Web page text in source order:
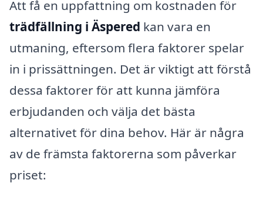
Att få en uppfattning om kostnaden för
trädfällning i Äspered kan vara en
utmaning, eftersom flera faktorer spelar
in i prissättningen. Det är viktigt att förstå
dessa faktorer för att kunna jämföra
erbjudanden och välja det bästa
alternativet för dina behov. Här är några
av de främsta faktorerna som påverkar
priset: